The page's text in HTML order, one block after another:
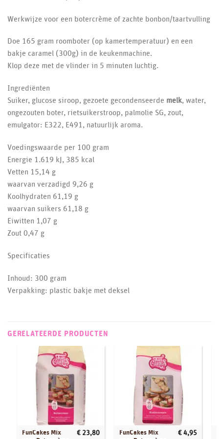
Werkwijze voor een botercrème of zachte bonbon/taartvulling
Doe 165 gram roomboter (op kamertemperatuur) en een
bakje caramel (300g) in de keukenmachine.
Klop deze met de vlinder in 5 minuten luchtig.
Ingrediënten
Suiker, glucose siroop, gezoete gecondenseerde melk, water,
ongezouten boter, rietsuikerstroop, palmolie SG, zout,
emulgator: E322, E491, natuurlijk aroma.
Voedingswaarde per 100 gram
Energie 1.619 kJ, 385 kcal
Vetten 15,14 g
waarvan verzadigd 9,26 g
Koolhydraten 61,19 g
waarvan suikers 61,18 g
Eiwitten 1,07 g
Zout 0,47 g
Specificaties
Inhoud: 300 gram
Verpakking: plastic bakje met deksel
GERELATEERDE PRODUCTEN
FunCakes Mix
€ 23,80
FunCakes Mix
€ 4,95